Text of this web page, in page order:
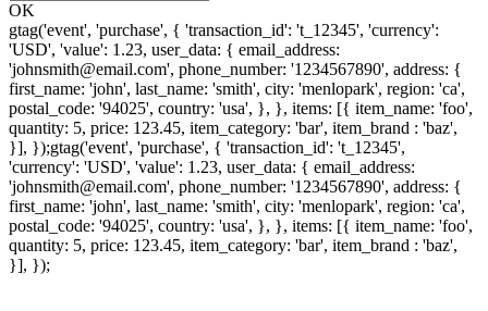
OK
gtag('event', 'purchase', { 'transaction_id': 't_12345', 'currency':
'USD', 'value': 1.23, user_data: { email_address:
'johnsmith@email.com', phone_number: '1234567890', address: {
first_name: 'john', last_name: 'smith', city: 'menlopark', region: 'ca',
postal_code: '94025', country: 'usa', }, }, items: [{ item_name: 'foo',
quantity: 5, price: 123.45, item_category: 'bar', item_brand : 'baz',
}], });gtag('event', 'purchase', { 'transaction_id': 't_12345',
'currency': 'USD', 'value': 1.23, user_data: { email_address:
'johnsmith@email.com', phone_number: '1234567890', address: {
first_name: 'john', last_name: 'smith', city: 'menlopark', region: 'ca',
postal_code: '94025', country: 'usa', }, }, items: [{ item_name: 'foo',
quantity: 5, price: 123.45, item_category: 'bar', item_brand : 'baz',
}], });